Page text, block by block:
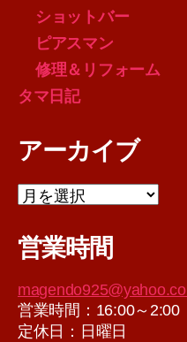
ショットバー
ピアスマン
修理＆リフォーム
タマ日記
アーカイブ
ア
ー
イ
営業時間
営業時間：16:00～2:00
定休日：日曜日